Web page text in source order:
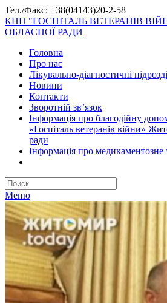
Тел./Факс: +38(04143)20-2-58
КНП "ГОСПІТАЛЬ ВЕТЕРАНІВ
ОБЛАСНОЇ РАДИ
Головна
Про нас
Лікувально-діагностичні
Новини
Контакти
Зворотній зв’язок
Інформація про благодійну
«Госпіталь ветеранів війни»
ради
Інформація про медикаментозне
Меню